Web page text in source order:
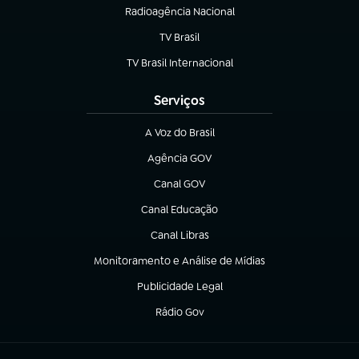
Radioagência Nacional
(abre em nova aba)
TV Brasil
(abre em nova aba)
TV Brasil Internacional
(abre em nova aba)
Serviços
A Voz do Brasil
(abre em nova aba)
Agência GOV
(abre em nova aba)
Canal GOV
(abre em nova aba)
Canal Educação
(abre em nova aba)
Canal Libras
(abre em nova aba)
Monitoramento e Análise de Mídias
(abre em nova aba)
Publicidade Legal
(abre em nova aba)
Rádio Gov
(abre em nova aba)